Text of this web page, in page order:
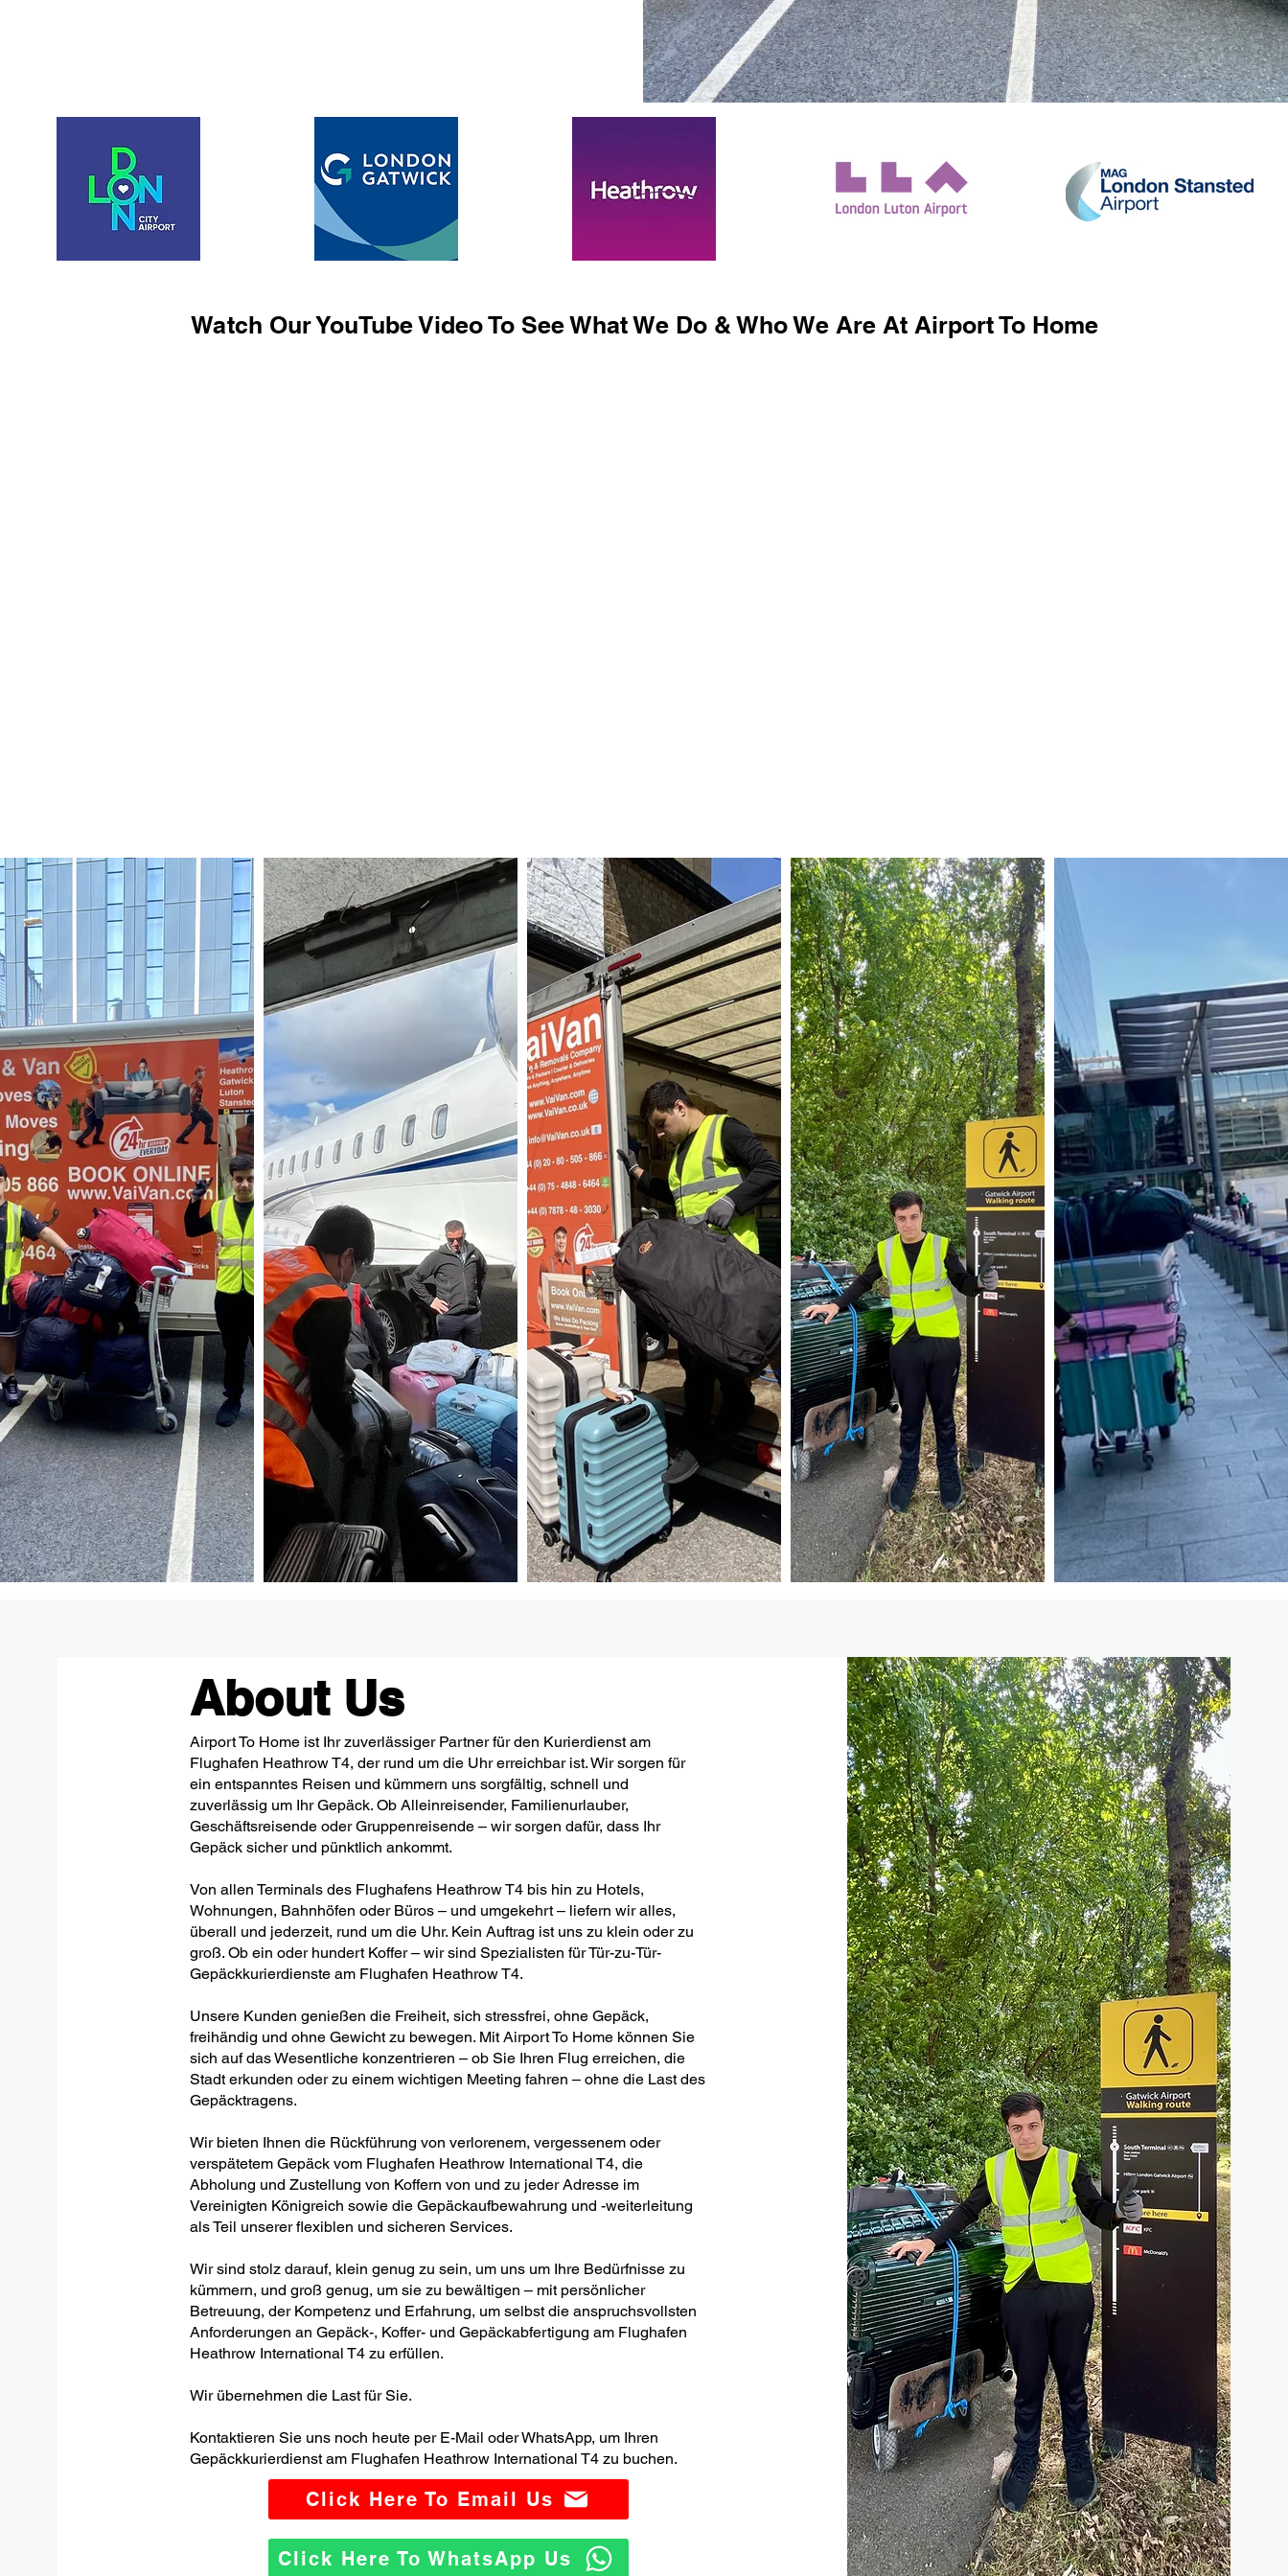
Watch Our YouTube Video To See What We Do & Who We Are At Airport To Home
About Us
Airport To Home ist Ihr zuverlässiger Partner für den Kurierdienst am
Flughafen Heathrow T4, der rund um die Uhr erreichbar ist. Wir sorgen für
ein entspanntes Reisen und kümmern uns sorgfältig, schnell und
zuverlässig um Ihr Gepäck. Ob Alleinreisender, Familienurlauber,
Geschäftsreisende oder Gruppenreisende – wir sorgen dafür, dass Ihr
Gepäck sicher und pünktlich ankommt.
Von allen Terminals des Flughafens Heathrow T4 bis hin zu Hotels,
Wohnungen, Bahnhöfen oder Büros – und umgekehrt – liefern wir alles,
überall und jederzeit, rund um die Uhr. Kein Auftrag ist uns zu klein oder zu
groß. Ob ein oder hundert Koffer – wir sind Spezialisten für Tür-zu-Tür-
Gepäckkurierdienste am Flughafen Heathrow T4.
Unsere Kunden genießen die Freiheit, sich stressfrei, ohne Gepäck,
freihändig und ohne Gewicht zu bewegen. Mit Airport To Home können Sie
sich auf das Wesentliche konzentrieren – ob Sie Ihren Flug erreichen, die
Stadt erkunden oder zu einem wichtigen Meeting fahren – ohne die Last des
Gepäcktragens.
Wir bieten Ihnen die Rückführung von verlorenem, vergessenem oder
verspätetem Gepäck vom Flughafen Heathrow International T4, die
Abholung und Zustellung von Koffern von und zu jeder Adresse im
Vereinigten Königreich sowie die Gepäckaufbewahrung und -weiterleitung
als Teil unserer flexiblen und sicheren Services.
Wir sind stolz darauf, klein genug zu sein, um uns um Ihre Bedürfnisse zu
kümmern, und groß genug, um sie zu bewältigen – mit persönlicher
Betreuung, der Kompetenz und Erfahrung, um selbst die anspruchsvollsten
Anforderungen an Gepäck-, Koffer- und Gepäckabfertigung am Flughafen
Heathrow International T4 zu erfüllen.
Wir übernehmen die Last für Sie.
Kontaktieren Sie uns noch heute per E-Mail oder WhatsApp, um Ihren
Gepäckkurierdienst am Flughafen Heathrow International T4 zu buchen.
Click Here To Email Us
Click Here To WhatsApp Us